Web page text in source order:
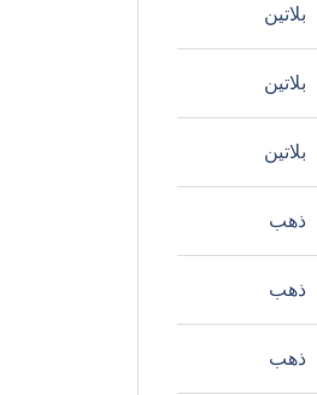
بلاتين
بلاتين
بلاتين
ذهب
ذهب
ذهب